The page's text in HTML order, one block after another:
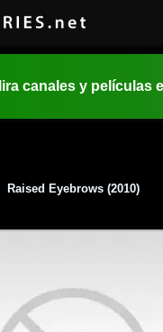
canales y películas
Raised Eyebrows (2010)